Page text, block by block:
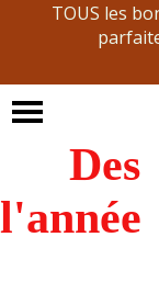
TOUS les
l'année